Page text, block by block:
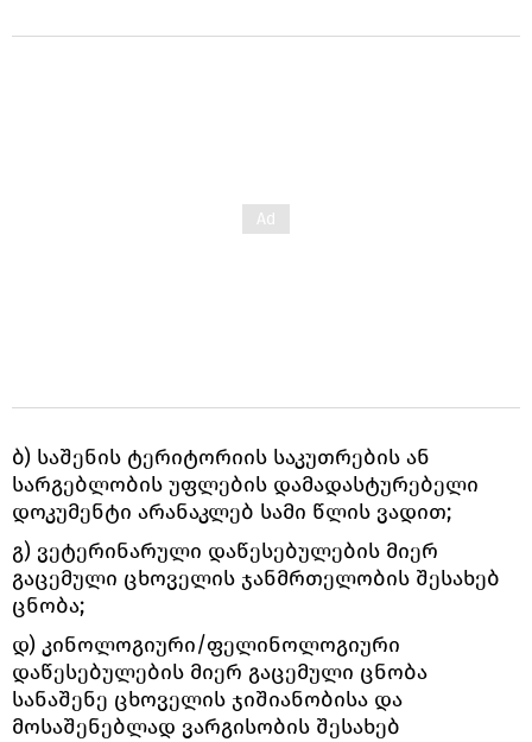
ბ) საშენის ტერიტორიის საკუთრების ან
სარგებლობის უფლების დამადასტურებელი
დოკუმენტი არანაკლებ სამი წლის ვადით;
გ) ვეტერინარული დაწესებულების მიერ
გაცემული ცხოველის ჯანმრთელობის შესახებ
ცნობა;
დ) კინოლოგიური/ფელინოლოგიური
დაწესებულების მიერ გაცემული ცნობა
სანაშენე ცხოველის ჯიშიანობისა და
მოსაშენებლად ვარგისობის შესახებ